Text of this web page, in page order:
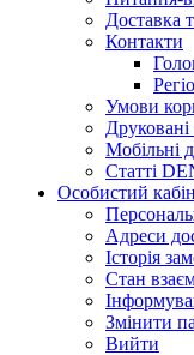
Доставка
Контакти
Умови
Друковані
Мобільні
Статті
Особистий
Адреси
Історія
Стан
Змінити
Вийти